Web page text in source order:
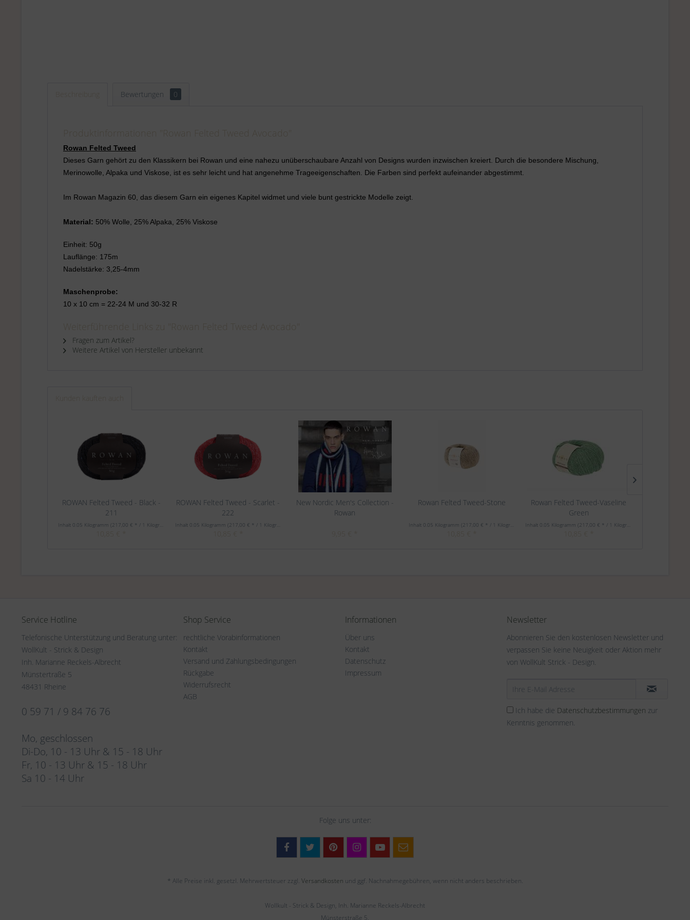
Bewertungen 0
Rowan Felted Tweed
Dieses Garn gehört zu den Klassikern bei Rowan und eine nahezu unüberschaubare Anzahl von Designs wurden inzwischen kreiert. Durch die besondere Mischung,
Merinowolle, Alpaka und Viskose, ist es sehr leicht und hat angenehme Trageeigenschaften. Die Farben sind perfekt aufeinander abgestimmt.
Im Rowan Magazin 60, das diesem Garn ein eigenes Kapitel widmet und viele bunt gestrickte Modelle zeigt.
Material: 50% Wolle, 25% Alpaka, 25% Viskose
Einheit: 50g
Lauflänge: 175m
Nadelstärke: 3,25-4mm
Maschenprobe:
10 x 10 cm = 22-24 M und 30-32 R
Fragen zum Artikel?
Weitere Artikel von Hersteller unbekannt
ROWAN Felted Tweed - Black -
211
Inhalt 0.05 Kilogramm (217,00 € * / 1 Kilogramm)
ROWAN Felted Tweed - Scarlet -
222
Inhalt 0.05 Kilogramm (217,00 € * / 1 Kilogramm)
New Nordic Men's Collection -
Rowan
Rowan Felted Tweed-Stone
Inhalt 0.05 Kilogramm (217,00 € * / 1 Kilogramm)
Rowan Felted Tweed-Vaseline
Green
Inhalt 0.05 Kilogramm(217,00 € * / 1 Kilogramm)
Service Hotline
Telefonische Unterstützung und Beratung unter:
WollKult - Strick & Design
Inh. Marianne Reckels-Albrecht
Münstertraße 5
48431 Rheine
0 59 71 / 9 84 76 76
Mo, geschlossen
Di-Do, 10 - 13 Uhr & 15 - 18 Uhr
Fr, 10 - 13 Uhr & 15 - 18 Uhr
Sa 10 - 14 Uhr
Shop Service
rechtliche Vorabinformationen
Kontakt
Versand und Zahlungsbedingungen
Rückgabe
Widerrufsrecht
AGB
Informationen
Über uns
Kontakt
Datenschutz
Impressum
Newsletter
Abonnieren Sie den kostenlosen Newsletter und
verpassen Sie keine Neuigkeit oder Aktion mehr
von WollKult Strick - Design.
Ich habe die Datenschutzbestimmungen zur
Kenntnis genommen.
Folge uns unter:
* Alle Preise inkl. gesetzl. Mehrwertsteuer zzgl. Versandkosten und ggf. Nachnahmegebühren, wenn nicht anders beschrieben.
Wollkult - Strick & Design, Inh. Marianne Reckels-Albrecht
Münsterstraße 5,